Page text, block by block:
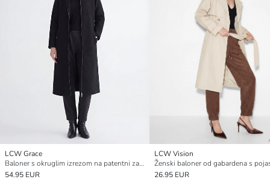
LCW Grace
Baloner s okruglim izrezom na patentni zatvarač
54.95 EUR
LCW Vision
Ženski baloner od gabardena s
26.95 EUR